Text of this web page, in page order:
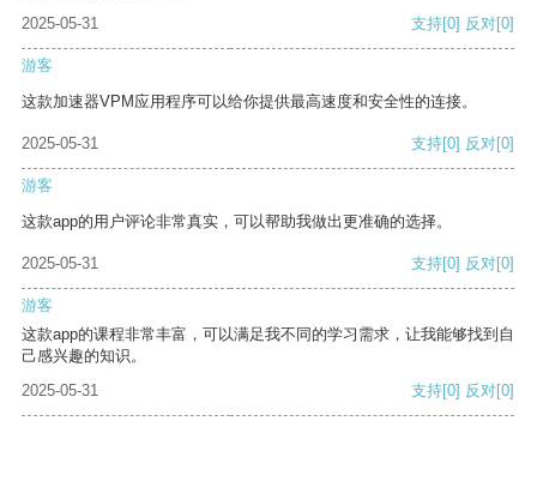
2025-05-31
支持[0] 反对[0]
游客
这款加速器VPM应用程序可以给你提供最高速度和安全性的连接。
2025-05-31 支持[0] 反对[0]
游客
这款app的用户评论非常真实，可以帮助我做出更准确的选择。
2025-05-31 支持[0] 反对[0]
游客
这款app的课程非常丰富，可以满足我不同的学习需求，让我能够找到自
己感兴趣的知识。
2025-05-31
支持[0] 反对[0]